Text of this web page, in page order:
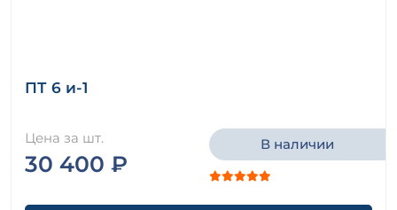
ПТ 6 и-1
Цена за шт.
30 400 ₽
В наличии